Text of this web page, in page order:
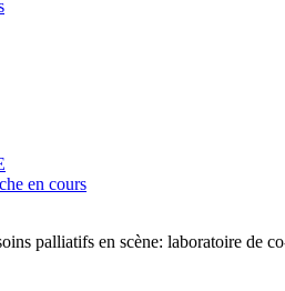
en cours
palliatifs en scène: laboratoire de